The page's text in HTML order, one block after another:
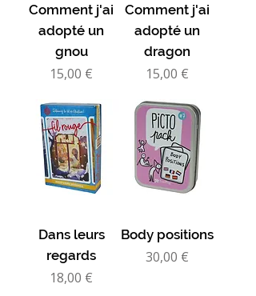
Comment j'ai
adopté un
gnou
Prix
15,00 €
Comment j'ai
adopté un
dragon
Prix
15,00 €
Dans leurs
regards
Prix
18,00 €
Body positions
Prix
30,00 €